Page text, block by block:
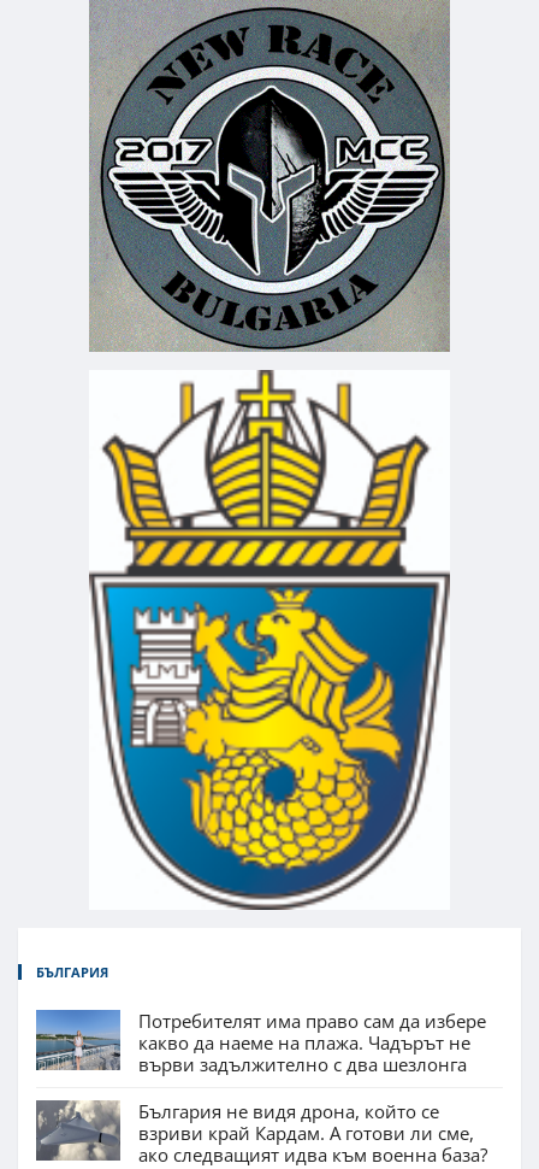
БЪЛГАРИЯ
Потребителят има право сам да избере
какво да наеме на плажа. Чадърът не
върви задължително с два шезлонга
България не видя дрона, който се
взриви край Кардам. А готови ли сме,
ако следващият идва към военна база?